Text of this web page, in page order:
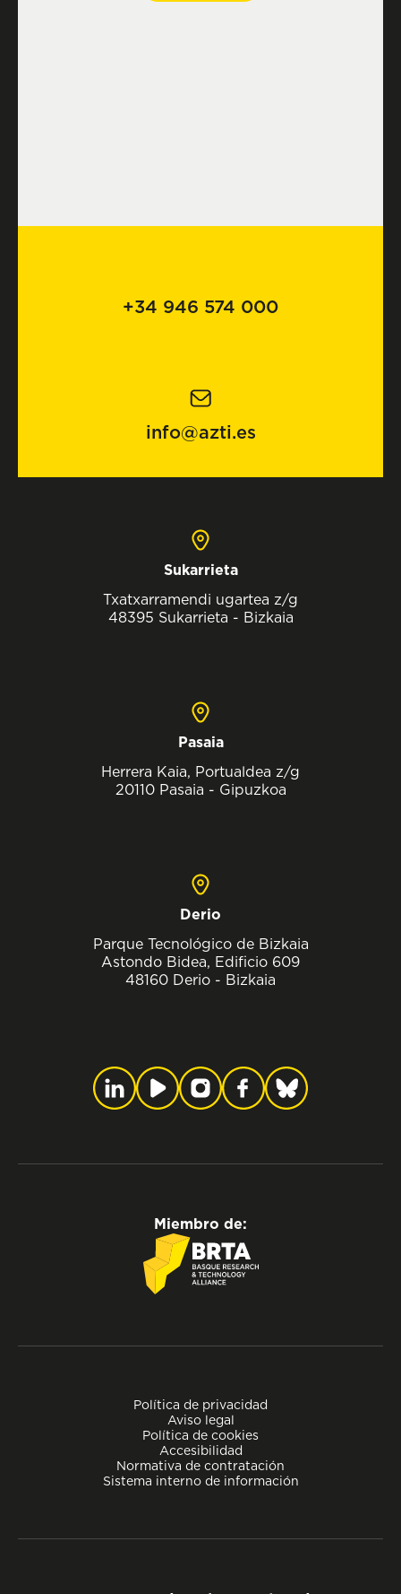
+34 946 574 000
info@azti.es
Sukarrieta
Txatxarramendi ugartea z/g
48395 Sukarrieta - Bizkaia
Pasaia
Herrera Kaia, Portualdea z/g
20110 Pasaia - Gipuzkoa
Derio
Parque Tecnológico de Bizkaia
Astondo Bidea, Edificio 609
48160 Derio - Bizkaia
Política de privacidad
Aviso legal
Política de cookies
Accesibilidad
Normativa de contratación
Sistema interno de información
Miembro de: